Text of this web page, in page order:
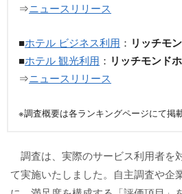
⇒ニュースリリース
■ホテル ビジネス利用 ： リッチモ
■ホテル 観光利用 ： リッチモンド
⇒ニュースリリース
※調査概要は各ランキングページにて掲
調査は、実際のサービス利用者を
て実施いたしました。自主調査や企